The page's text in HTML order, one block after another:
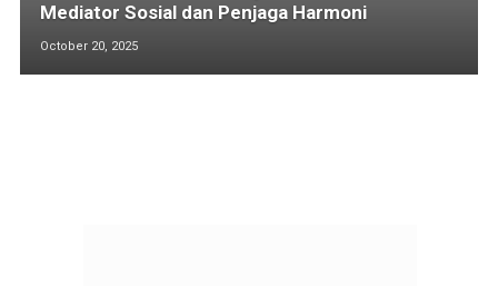
Mediator Sosial dan Penjaga Harmoni
October 20, 2025